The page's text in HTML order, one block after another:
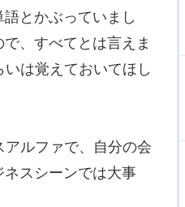
とかぶっていまし
、すべてとは言えま
は覚えておいてほし
ルファで、自分の会
スシーンでは大事